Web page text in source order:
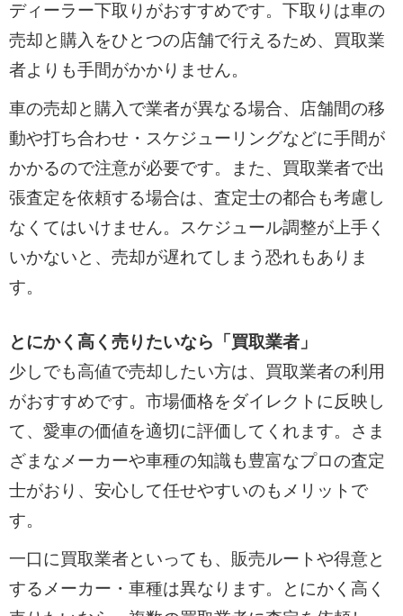
ディーラー下取りがおすすめです。下取りは車の
売却と購入をひとつの店舗で行えるため、買取業
者よりも手間がかかりません。
車の売却と購入で業者が異なる場合、店舗間の移
動や打ち合わせ・スケジューリングなどに手間が
かかるので注意が必要です。また、買取業者で出
張査定を依頼する場合は、査定士の都合も考慮し
なくてはいけません。スケジュール調整が上手く
いかないと、売却が遅れてしまう恐れもありま
す。
とにかく高く売りたいなら「買取業者」
少しでも高値で売却したい方は、買取業者の利用
がおすすめです。市場価格をダイレクトに反映し
て、愛車の価値を適切に評価してくれます。さま
ざまなメーカーや車種の知識も豊富なプロの査定
士がおり、安心して任せやすいのもメリットで
す。
一口に買取業者といっても、販売ルートや得意と
するメーカー・車種は異なります。とにかく高く